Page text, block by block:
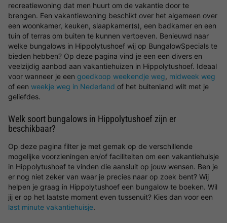
recreatiewoning dat men huurt om de vakantie door te
brengen. Een vakantiewoning beschikt over het algemeen over
een woonkamer, keuken, slaapkamer(s), een badkamer en een
tuin of terras om buiten te kunnen vertoeven. Benieuwd naar
welke bungalows in Hippolytushoef wij op BungalowSpecials te
bieden hebben? Op deze pagina vind je een een divers en
veelzijdig aanbod aan vakantiehuizen in Hippolytushoef. Ideaal
voor wanneer je een goedkoop weekendje weg, midweek weg
of een weekje weg in Nederland of het buitenland wilt met je
geliefdes.
Welk soort bungalows in Hippolytushoef zijn er
beschikbaar?
Op deze pagina filter je met gemak op de verschillende
mogelijke voorzieningen en/of faciliteiten om een vakantiehuisje
in Hippolytushoef te vinden die aansluit op jouw wensen. Ben je
er nog niet zeker van waar je precies naar op zoek bent? Wij
helpen je graag in Hippolytushoef een bungalow te boeken. Wil
jij er op het laatste moment even tussenuit? Kies dan voor een
last minute vakantiehuisje.